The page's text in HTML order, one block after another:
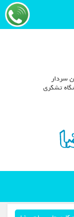
کلانتری 11خیابان سردار
تشکری